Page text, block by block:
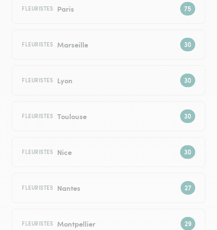
FLEURISTES Paris
FLEURISTES Marseille
FLEURISTES Lyon
FLEURISTES Toulouse
FLEURISTES Nice
FLEURISTES Nantes
FLEURISTES Montpellier